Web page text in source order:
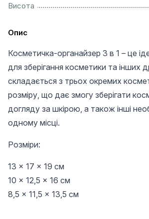
Висота
Опис
Косметичка-органайзер 3 в 1 – це
для зберігання косметики та інших
складається з трьох окремих
розміру, що дає змогу зберігати
догляду за шкірою, а також інші
одному місці.
Розміри:
13 × 17 × 19 см
10 × 12,5 × 16 см
8,5 × 11,5 × 13,5 см